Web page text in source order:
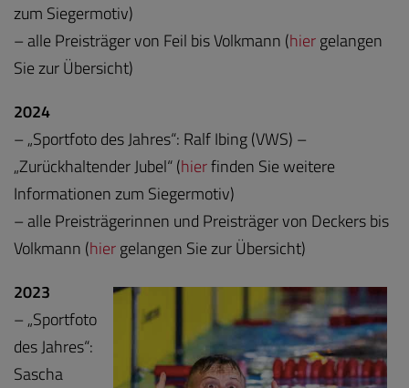
zum Siegermotiv)
– alle Preisträger von Feil bis Volkmann (hiergelangen
Sie zur Übersicht)
2024
– „Sportfoto des Jahres“: Ralf Ibing (VWS) –
„Zurückhaltender Jubel“ (hierfinden Sie weitere
Informationen zum Siegermotiv)
– alle Preisträgerinnen und Preisträger von Deckers bis
Volkmann (hiergelangen Sie zur Übersicht)
2023
– „Sportfoto
des Jahres“:
Sascha